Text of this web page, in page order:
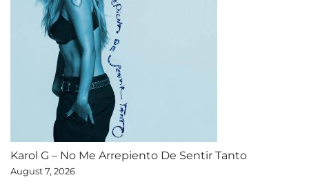
Karol G – No Me Arrepiento De Sentir Tanto
August 7, 2026